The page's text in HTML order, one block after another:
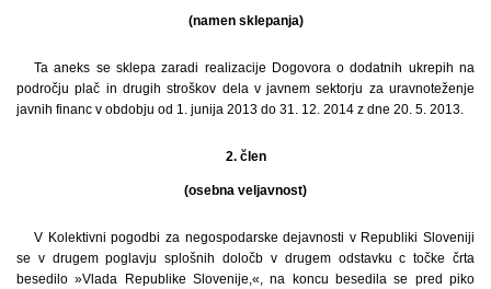
(namen sklepanja)
Ta aneks se sklepa zaradi realizacije Dogovora o dodatnih ukrepih na
področju plač in drugih stroškov dela v javnem sektorju za uravnoteženje
javnih financ v obdobju od 1. junija 2013 do 31. 12. 2014 z dne 20. 5. 2013.
2. člen
(osebna veljavnost)
V Kolektivni pogodbi za negospodarske dejavnosti v Republiki Sloveniji
se v drugem poglavju splošnih določb v drugem odstavku c točke črta
besedilo »Vlada Republike Slovenije,«, na koncu besedila se pred piko